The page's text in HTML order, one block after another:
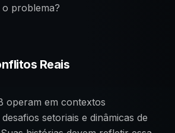
problema?
Reais
operam em contextos
setoriais e dinâmicas de